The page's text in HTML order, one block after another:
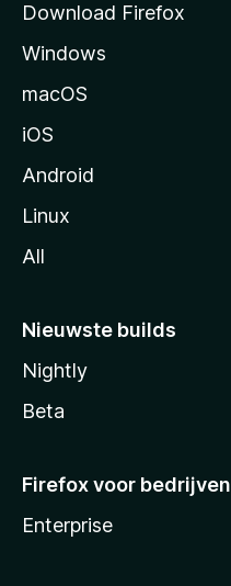
g
i
Download Firefox
Windows
macOS
iOS
Android
Linux
All
Nieuwste builds
Nightly
Beta
Firefox voor bedrijven
Enterprise